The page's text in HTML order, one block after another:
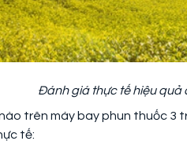
Đánh giá thực tế hiệu
trên máy bay phun thuốc 3
tế: